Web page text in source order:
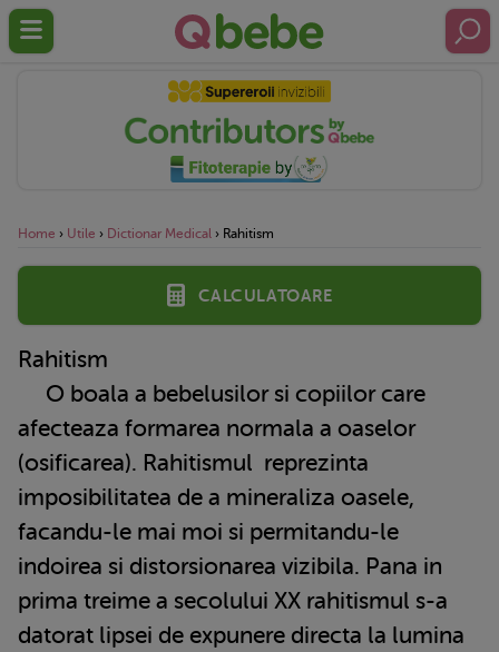
Home › Utile › Dictionar Medical › Rahitism
Calculatoare
Rahitism
O boala a bebelusilor si copiilor care
afecteaza formarea normala a oaselor
(osificarea). Rahitismul reprezinta
imposibilitatea de a mineraliza oasele,
facandu-le mai moi si permitandu-le
indoirea si distorsionarea vizibila. Pana in
prima treime a secolului XX rahitismul s-a
datorat lipsei de expunere directa la lumina